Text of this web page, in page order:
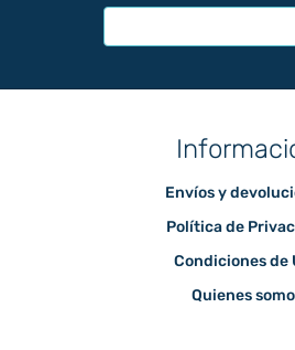
Envíos y
Política de
Condiciones de
Quienes